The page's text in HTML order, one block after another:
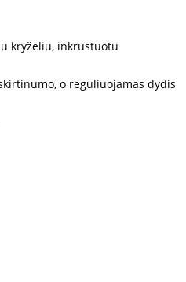
kryželiu, inkrustuotu
o reguliuojamas dydis